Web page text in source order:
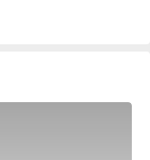
班后小酌几杯、来
丰富，主打火候完美
绝的是，酒单也超
酒和客制化特调，